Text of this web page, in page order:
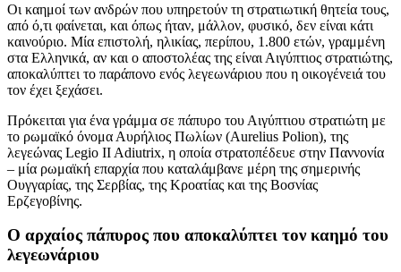
Οι καημοί των ανδρών που υπηρετούν τη στρατιωτική θητεία τους,
από ό,τι φαίνεται, και όπως ήταν, μάλλον, φυσικό, δεν είναι κάτι
καινούριο. Μία επιστολή, ηλικίας, περίπου, 1.800 ετών, γραμμένη
στα Ελληνικά, αν και ο αποστολέας της είναι Αιγύπτιος στρατιώτης,
αποκαλύπτει το παράπονο ενός λεγεωνάριου που η οικογένειά του
τον έχει ξεχάσει.
Πρόκειται για ένα γράμμα σε πάπυρο του Αιγύπτιου στρατιώτη με
το ρωμαϊκό όνομα Αυρήλιος Πωλίων (Aurelius Polion), της
λεγεώνας Legio II Adiutrix, η οποία στρατοπέδευε στην Παννονία
– μία ρωμαϊκή επαρχία που καταλάμβανε μέρη της σημερινής
Ουγγαρίας, της Σερβίας, της Κροατίας και της Βοσνίας
Ερζεγοβίνης.
Ο αρχαίος πάπυρος που αποκαλύπτει τον καημό του
λεγεωνάριου